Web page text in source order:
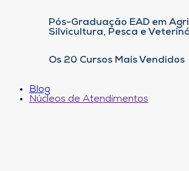
Pós-Graduação EAD em
Silvicultura, Pesca e
Os 20 Cursos Mais Vendidos
Blog
Núcleos de Atendimentos